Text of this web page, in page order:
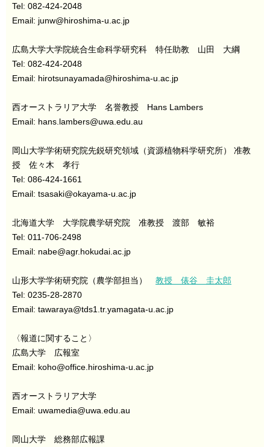
Tel: 082-424-2048
Email: junw@hiroshima-u.ac.jp
広島大学大学院統合生命科学研究科 特任助教 山田 大綱
Tel: 082-424-2048
Email: hirotsunayamada@hiroshima-u.ac.jp
西オーストラリア大学 名誉教授 Hans Lambers
Email: hans.lambers@uwa.edu.au
岡山大学学術研究院先鋭研究領域（資源植物科学研究所） 准教
授 佐々木 孝行
Tel: 086-424-1661
Email: tsasaki@okayama-u.ac.jp
北海道大学 大学院農学研究院 准教授 渡部 敏裕
Tel: 011-706-2498​​
Email: nabe@agr.hokudai.ac.jp
山形大学学術研究院（農学部担当） 教授 俵谷 圭太郎
Tel: 0235-28-2870
Email: tawaraya@tds1.tr.yamagata-u.ac.jp
〈報道に関すること〉
広島大学 広報室
Email: koho@office.hiroshima-u.ac.jp
西オーストラリア大学
Email: uwamedia@uwa.edu.au
岡山大学 総務部広報課